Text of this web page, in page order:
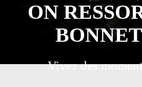
ON
Vivez des